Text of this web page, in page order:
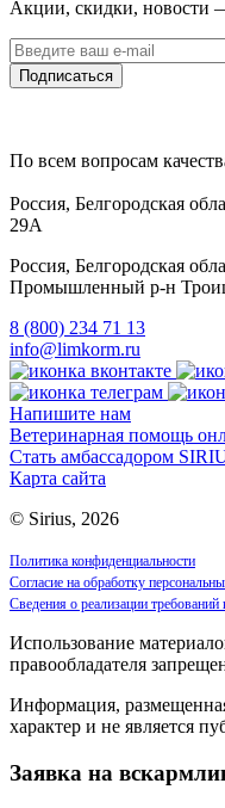
Акции, скидки, новости
По всем вопросам
Россия, Белгородская
29А
Россия, Белгородская
Промышленный р-н
8 (800) 234 71 13
info@limkorm.ru
Напишите нам
Ветеринарная помощь
Стать амбассадором
Карта сайта
© Sirius, 2026
Политика конфиденциальности
Согласие на обработку
Сведения о реализации
Использование
правообладателя
Информация,
характер и не является
Заявка на